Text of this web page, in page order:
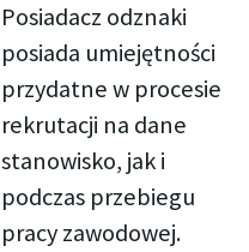
Posiadacz odznaki
posiada umiejętności
przydatne w procesie
rekrutacji na dane
stanowisko, jak i
podczas przebiegu
pracy zawodowej.